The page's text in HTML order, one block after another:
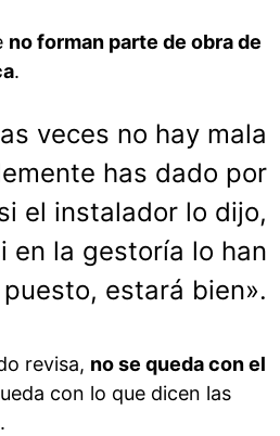
no forman parte de obra de
.
veces no hay mala
has dado por
el instalador lo dijo,
en la gestoría lo han
puesto, estará bien».
revisa, no se queda con el
con lo que dicen las